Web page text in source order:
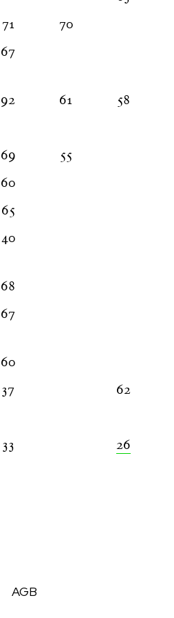
71 70
67
92 61 58
69 55
60
65
40
68
67
60
37 62
33 26
AGB